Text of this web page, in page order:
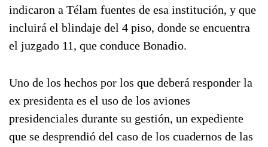
indicaron a Télam fuentes de esa institución, y que
incluirá el blindaje del 4 piso, donde se encuentra
el juzgado 11, que conduce Bonadio.
Uno de los hechos por los que deberá responder la
ex presidenta es el uso de los aviones
presidenciales durante su gestión, un expediente
que se desprendió del caso de los cuadernos de las